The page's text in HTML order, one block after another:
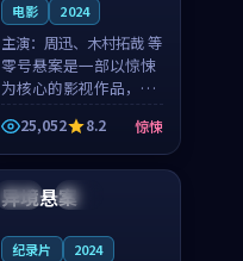
电影 2024
主演： 周迅、木村拓哉 等
零号悬案是一部以惊悚
为核心的影视作品，围
绕危机、反转与人物成
长展开，整体节奏紧
凑，值得推荐观看。
25,052 8.2 惊悚
韩国 独播
异境悬案
纪录片 2024